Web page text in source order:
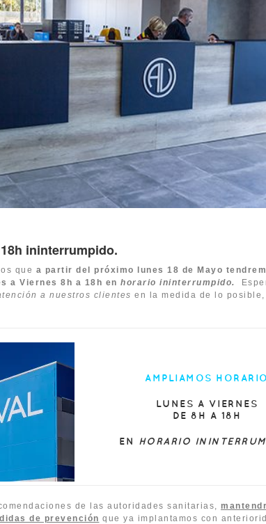
ininterrumpido.
que a partir del próximo lunes 18 de Mayo
a Viernes 8h a 18h en horario ininterrumpido.
a nuestros clientes en la medida de lo
AMPLIAMOS HORARIO
LUNES A VIERNES
DE 8H A 18H
EN HORARIO
de las autoridades sanitarias,
de prevención que ya implantamos con